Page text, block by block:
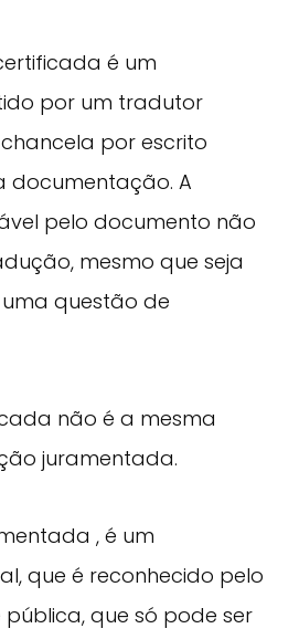
é um
por um tradutor
por escrito
documentação. A
pelo documento não
mesmo que seja
questão de
não é a mesma
juramentada.
, é um
que é reconhecido pelo
que só pode ser